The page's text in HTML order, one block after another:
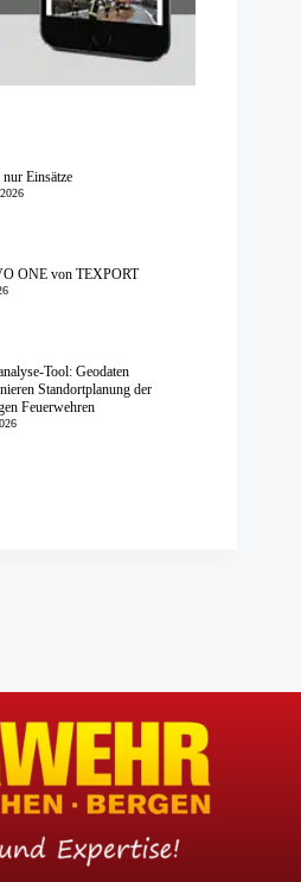
Einsätze
ONE von TEXPORT
Tool: Geodaten
Standortplanung der
Feuerwehren